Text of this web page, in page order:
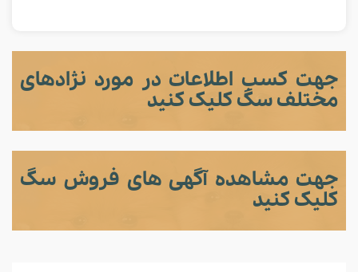
جهت کسب اطلاعات در مورد نژادهای
مختلف سگ کلیک کنید
جهت مشاهده آگهی های فروش سگ
کلیک کنید